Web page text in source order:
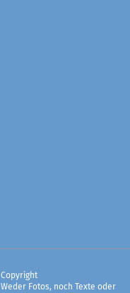
Copyright
Weder Fotos, noch Texte oder